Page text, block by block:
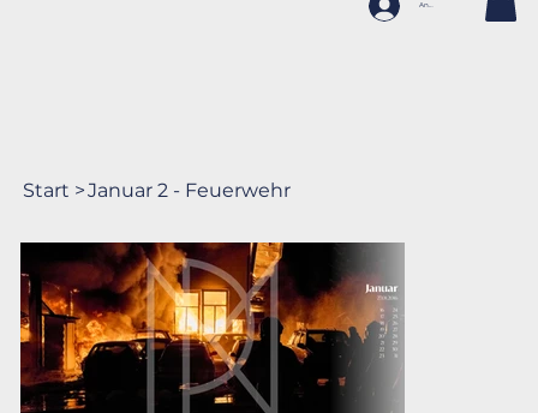
Start >Januar 2 - Feuerwehr
Anmelden